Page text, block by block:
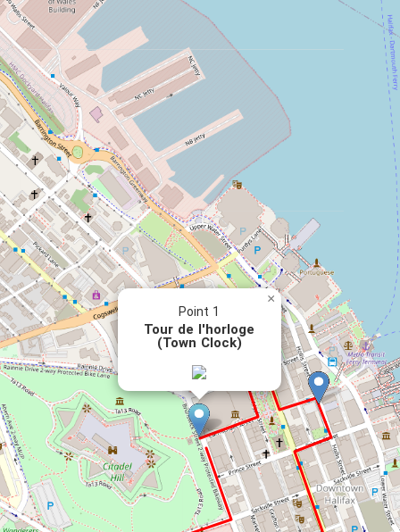
Point 1
Tour de l'horloge
(Town Clock)
×